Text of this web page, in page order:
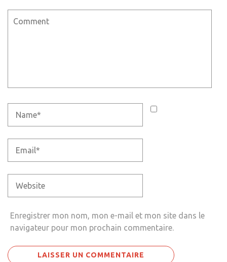
Enregistrer mon nom, mon e-mail et mon site dans le
navigateur pour mon prochain commentaire.